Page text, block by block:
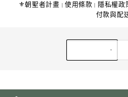
⚜️朝聖者計畫 | 使用條款 | 隱私權政
付款與配